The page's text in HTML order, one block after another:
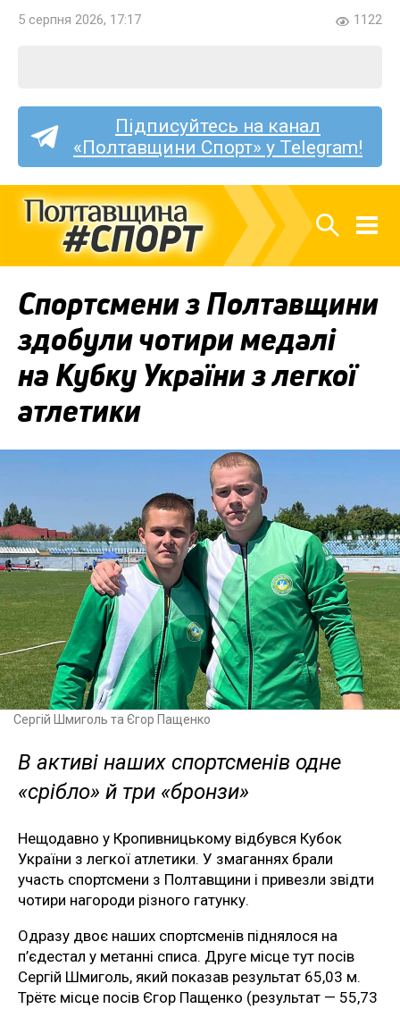
5 серпня 2026, 17:17 1122
Підписуйтесь на канал
«Полтавщини Спорт» у Telegram!
Спортсмени з Полтавщини
здобули чотири медалі
на Кубку України з легкої
атлетики
Сергій Шмиголь та Єгор Пащенко
В активі наших спортсменів одне
«срібло» й три «бронзи»
Нещодавно у Кропивницькому відбувся Кубок
України з легкої атлетики. У змаганнях брали
участь спортсмени з Полтавщини і привезли звідти
чотири нагороди різного гатунку.
Одразу двоє наших спортсменів піднялося на
п’єдестал у метанні списа. Друге місце тут посів
Сергій Шмиголь, який показав результат 65,03 м.
Трётє місце посів Єгор Пащенко (результат — 55,73